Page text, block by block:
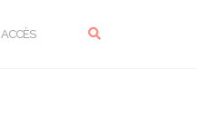
ACCÈS